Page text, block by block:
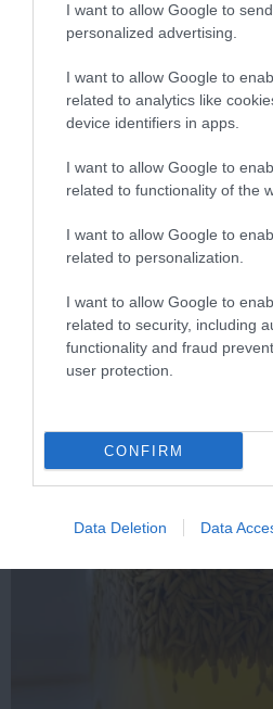
I want to allow Google to
personalized advertising.
I want to allow Google to
related to analytics like
device identifiers in apps.
I want to allow Google to
related to functionality of the
I want to allow Google to
related to personalization.
I want to allow Google to
related to security, including
functionality and fraud
user protection.
CONFIRM
Data Deletion Data
This Simple Trick
Your Body!
8 h 43 min